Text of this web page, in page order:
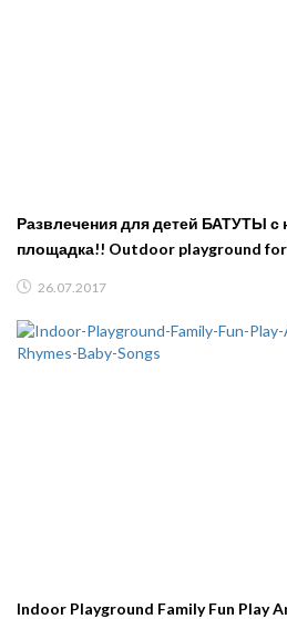
Развлечения для детей БАТУТЫ с
площадка!! Outdoor playground
26.07.2017
Indoor Playground Family Fun Play